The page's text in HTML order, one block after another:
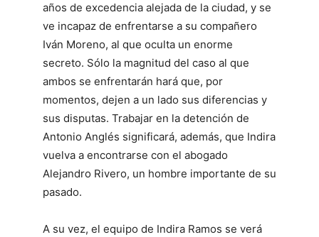
años de excedencia alejada de la ciudad, y se
ve incapaz de enfrentarse a su compañero
Iván Moreno, al que oculta un enorme
secreto. Sólo la magnitud del caso al que
ambos se enfrentarán hará que, por
momentos, dejen a un lado sus diferencias y
sus disputas. Trabajar en la detención de
Antonio Anglés significará, además, que Indira
vuelva a encontrarse con el abogado
Alejandro Rivero, un hombre importante de su
pasado.
A su vez, el equipo de Indira Ramos se verá